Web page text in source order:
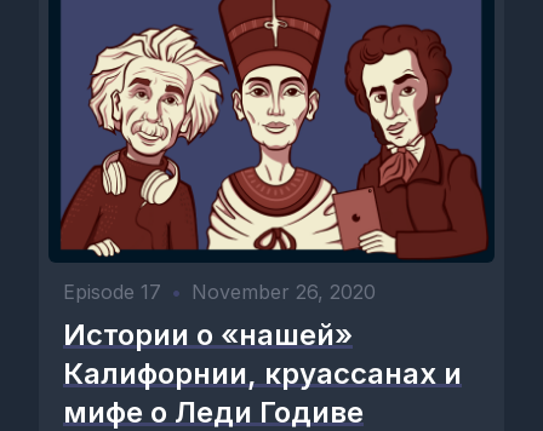
Episode 17 • November 26, 2020
Истории о «нашей»
Калифорнии, круассанах и
мифе о Леди Годиве